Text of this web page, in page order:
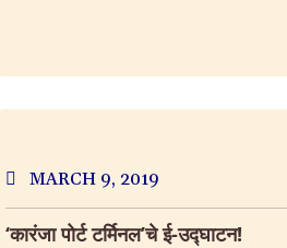
MARCH 9, 2019
‘कारंजा पोर्ट टर्मिनल’चे ई-उद्घाटन!